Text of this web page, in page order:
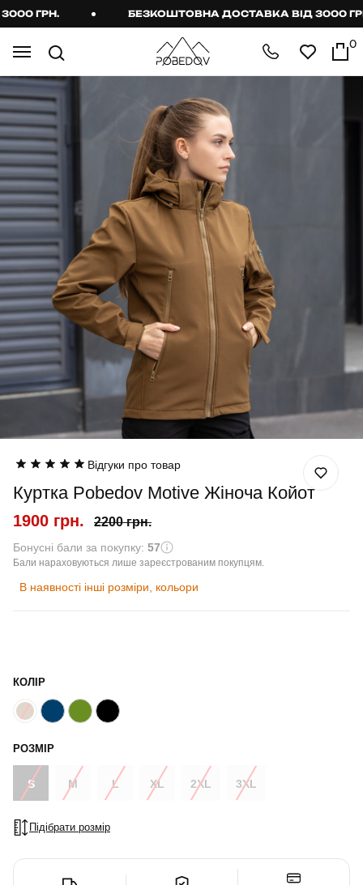
ГРН. БЕЗКОШТОВНА ДОСТАВКА ВІД 3000 ГРН.
0
Відгуки про товар
Куртка Pobedov Motive Жіноча Койот
1900 грн. 2200 грн.
Бонусні бали за покупку: 57
Бали нараховуються лише зареєстрованим покупцям.
В наявності інші розміри, кольори
КОЛІР
РОЗМІР
S M L XL 2XL 3XL
Підібрати розмір